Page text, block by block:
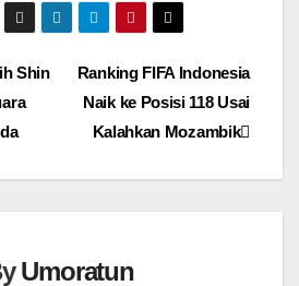
Ranking FIFA Indonesia
Naik ke Posisi 118 Usai
Kalahkan Mozambik
Shin
Umoratun